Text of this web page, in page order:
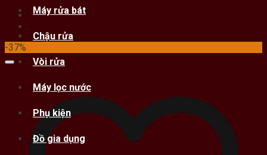
Máy rửa bát
Chậu rửa
Vòi rửa
Máy lọc nước
Phụ kiện
Đồ gia dụng
-37%